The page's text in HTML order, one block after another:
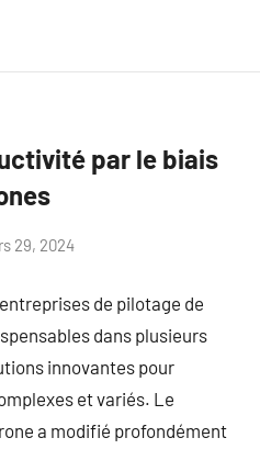
par le biais
29, 2024
de pilotage de
dans plusieurs
innovantes pour
et variés. Le
a modifié profondément